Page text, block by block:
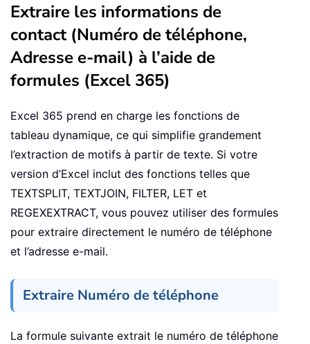
Extraire les informations de
contact (Numéro de téléphone,
Adresse e-mail) à l’aide de
formules (Excel 365)
Excel 365 prend en charge les fonctions de
tableau dynamique, ce qui simplifie grandement
l’extraction de motifs à partir de texte. Si votre
version d’Excel inclut des fonctions telles que
TEXTSPLIT, TEXTJOIN, FILTER, LET et
REGEXEXTRACT, vous pouvez utiliser des formules
pour extraire directement le numéro de téléphone
et l’adresse e-mail.
Extraire Numéro de téléphone
La formule suivante extrait le numéro de téléphone